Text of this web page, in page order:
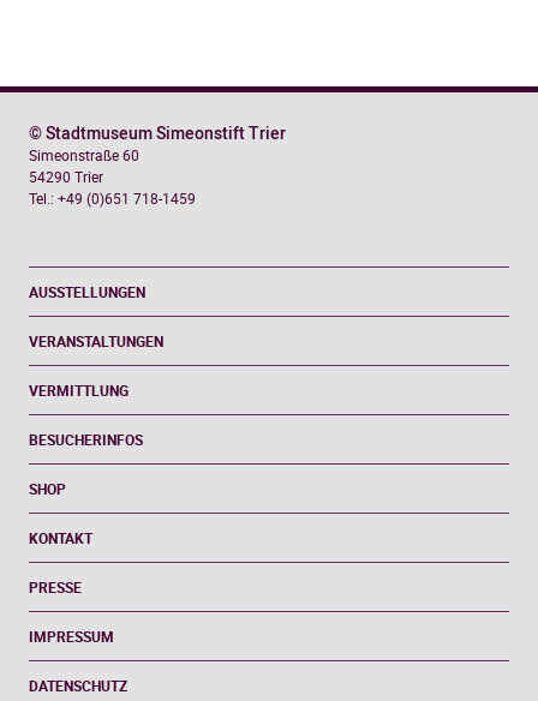
AUSSTELLUNGEN
VERANSTALTUNGEN
VERMITTLUNG
BESUCHERINFOS
SHOP
KONTAKT
PRESSE
IMPRESSUM
DATENSCHUTZ
© Stadtmuseum Simeonstift Trier
Simeonstraße 60
54290 Trier
Tel.: +49 (0)651 718-1459